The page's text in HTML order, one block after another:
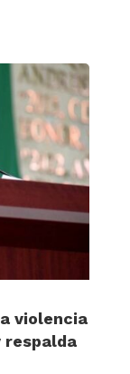
violencia